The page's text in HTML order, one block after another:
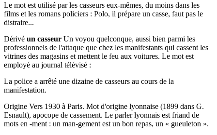
Le mot est utilisé par les casseurs eux-mêmes, du moins dans les
films et les romans policiers : Polo, il prépare un casse, faut pas le
distraire...
Dérivé un casseur Un voyou quelconque, aussi bien parmi les
professionnels de l'attaque que chez les manifestants qui cassent les
vitrines des magasins et mettent le feu aux voitures. Le mot est
employé au journal télévisé :
La police a arrêté une dizaine de casseurs au cours de la
manifestation.
Origine Vers 1930 à Paris. Mot d'origine lyonnaise (1899 dans G.
Esnault), apocope de cassement. Le parler lyonnais est friand de
mots en -ment : un man-gement est un bon repas, un « gueuleton ».